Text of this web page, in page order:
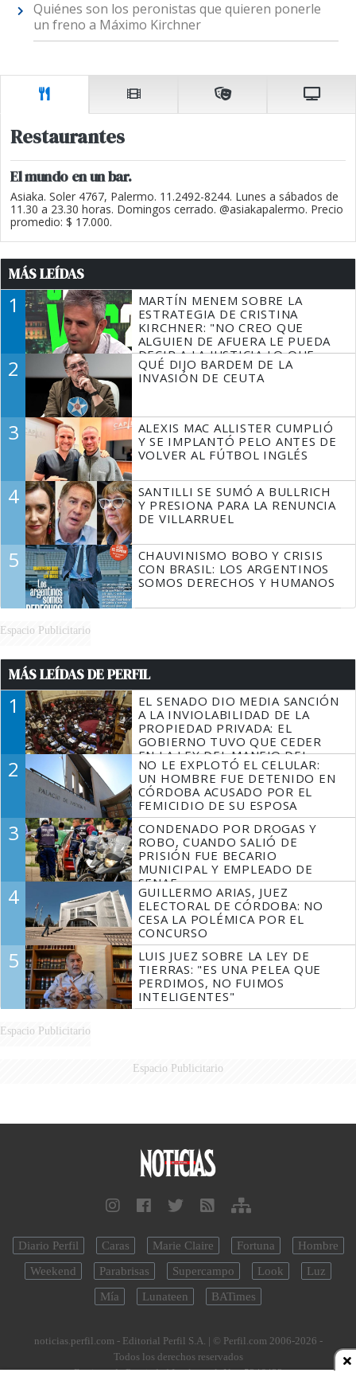
Quiénes son los peronistas que quieren ponerle
un freno a Máximo Kirchner
Restaurantes
El mundo en un bar.
Asiaka. Soler 4767, Palermo. 11.2492-8244. Lunes a sábados de
11.30 a 23.30 horas. Domingos cerrado. @asiakapalermo. Precio
promedio: $ 17.000.
MÁS LEÍDAS
1
MARTÍN MENEM SOBRE LA
ESTRATEGIA DE CRISTINA
KIRCHNER: "NO CREO QUE
ALGUIEN DE AFUERA LE PUEDA
DECIR A LA JUSTICIA LO QUE
TIENE QUE HACER"
2
QUÉ DIJO BARDEM DE LA
INVASIÓN DE CEUTA
3
ALEXIS MAC ALLISTER CUMPLIÓ
Y SE IMPLANTÓ PELO ANTES DE
VOLVER AL FÚTBOL INGLÉS
4
SANTILLI SE SUMÓ A BULLRICH
Y PRESIONA PARA LA RENUNCIA
DE VILLARRUEL
5
CHAUVINISMO BOBO Y CRISIS
CON BRASIL: LOS ARGENTINOS
SOMOS DERECHOS Y HUMANOS
Espacio Publicitario
MÁS LEÍDAS DE PERFIL
1
EL SENADO DIO MEDIA SANCIÓN
A LA INVIOLABILIDAD DE LA
PROPIEDAD PRIVADA: EL
GOBIERNO TUVO QUE CEDER
EN LA LEY DEL MANEJO DEL
FUEGO
2
NO LE EXPLOTÓ EL CELULAR:
UN HOMBRE FUE DETENIDO EN
CÓRDOBA ACUSADO POR EL
FEMICIDIO DE SU ESPOSA
3
CONDENADO POR DROGAS Y
ROBO, CUANDO SALIÓ DE
PRISIÓN FUE BECARIO
MUNICIPAL Y EMPLEADO DE
SENAF
4
GUILLERMO ARIAS, JUEZ
ELECTORAL DE CÓRDOBA: NO
CESA LA POLÉMICA POR EL
CONCURSO
5
LUIS JUEZ SOBRE LA LEY DE
TIERRAS: "ES UNA PELEA QUE
PERDIMOS, NO FUIMOS
INTELIGENTES"
Espacio Publicitario
Espacio Publicitario
Diario Perfil Caras Marie Claire Fortuna
Hombre
Weekend
Parabrisas Supercampo Look
Luz
Mía
Lunateen BATimes
noticias.perfil.com - Editorial Perfil S.A. | © Perfil.com 2006-2026 -
Todos los derechos reservados
Registro de Propiedad Intelectual: Nro. 5346433